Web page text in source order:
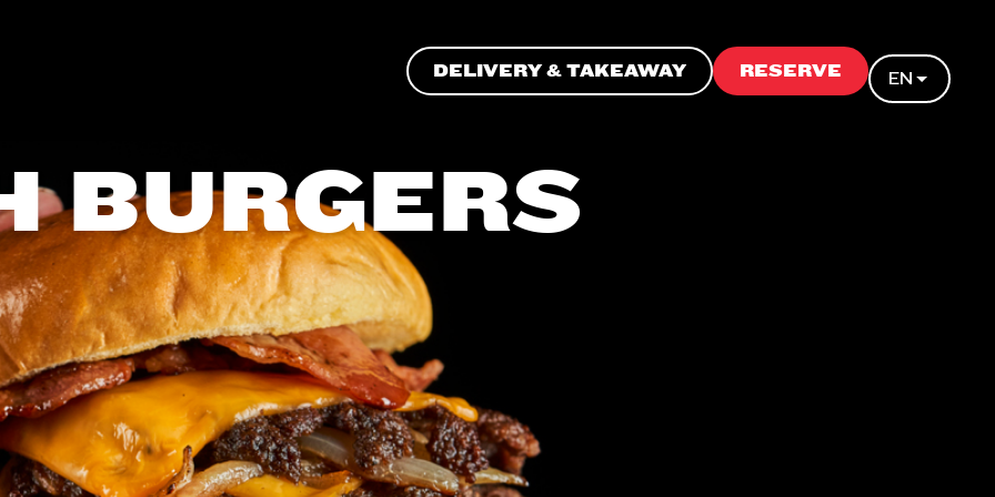
DELIVERY & TAKEAWAY RESERVE EN
BURGERS